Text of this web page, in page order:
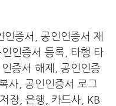
인증서
공인인증서 재
인증서 등록
타행 타
증서 해제
공인인증
사
공인인증서 로그
저장 , 은행, 카드사, KB